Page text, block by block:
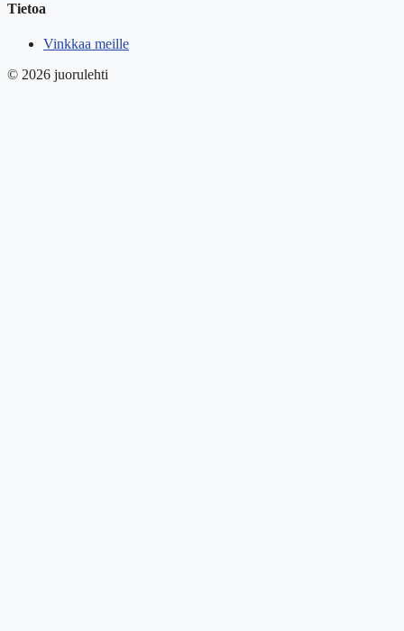
Tietoa
Vinkkaa meille
© 2026 juorulehti